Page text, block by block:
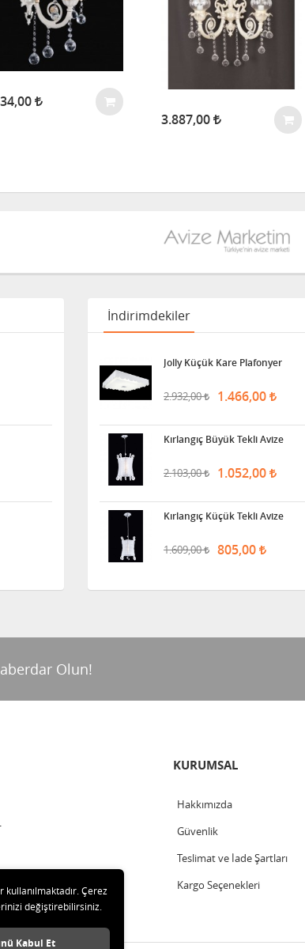
3.887,00
İndirimdekiler
Jolly Küçük Kare Plafonyer
2.932,00 1.466,00
Kırlangıç Büyük Tekli Avize
2.103,00 1.052,00
Kırlangıç Küçük Tekli Avize
1.609,00 805,00
Olun!
KURUMSAL
Hakkımızda
Güvenlik
Teslimat ve İade Şartları
Kargo Seçenekleri
Çerez
değiştirebilirsiniz.
Kabul Et